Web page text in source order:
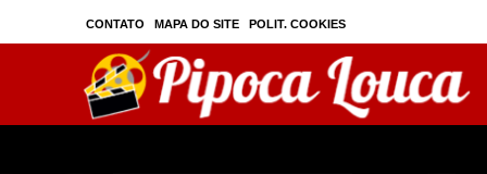
CONTATO MAPA DO SITE POLIT. COOKIES
PRIVAC./SEGURANÇA